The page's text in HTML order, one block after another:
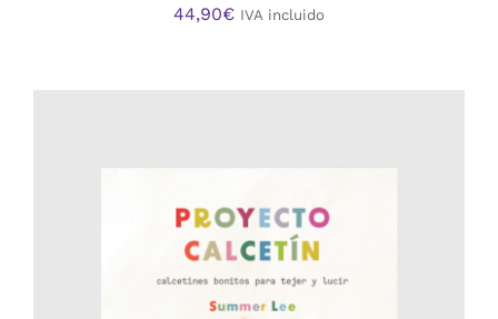
44,90€ IVA incluido